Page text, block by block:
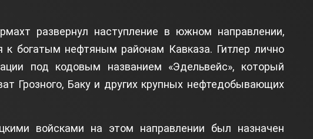
развернул наступление в южном направлении,
к богатым нефтяным районам Кавказа. Гитлер лично
под кодовым названием «Эдельвейс», который
Грозного, Баку и других крупных нефтедобывающих
войсками на этом направлении был назначен